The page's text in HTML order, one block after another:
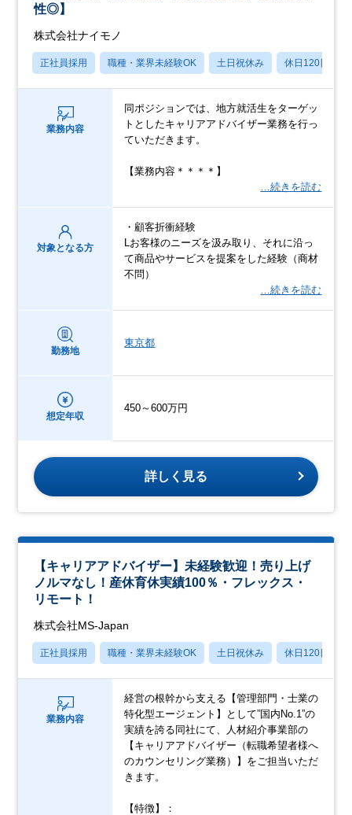
性◎】
株式会社ナイモノ
正社員採用 職種・業界未経験OK 土日祝休み 休日120日以上
業務内容
同ポジションでは、地方就活生をターゲッ
トとしたキャリアアドバイザー業務を行っ
ていただきます。
【業務内容＊＊＊＊】
…続きを読む
対象となる方
・顧客折衝経験
Lお客様のニーズを汲み取り、それに沿っ
て商品やサービスを提案をした経験（商材
不問）
…続きを読む
勤務地
東京都
想定年収
450～600万円
詳しく見る
【キャリアアドバイザー】未経験歓迎！売り上げ
ノルマなし！産休育休実績100％・フレックス・
リモート！
株式会社MS-Japan
正社員採用 職種・業界未経験OK 土日祝休み 休日120日以上
業務内容
経営の根幹から支える【管理部門・士業の
特化型エージェント】として”国内No.1”の
実績を誇る同社にて、人材紹介事業部の
【キャリアアドバイザー（転職希望者様へ
のカウンセリング業務）】をご担当いただ
きます。
【特徴】：